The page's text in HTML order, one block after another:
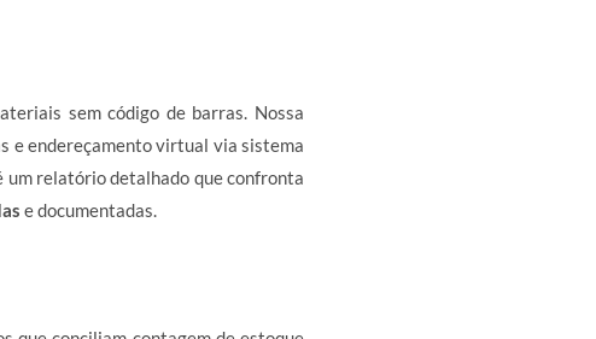
sem código de barras. Nossa
e endereçamento virtual via sistema
um relatório detalhado que confronta
e documentadas.